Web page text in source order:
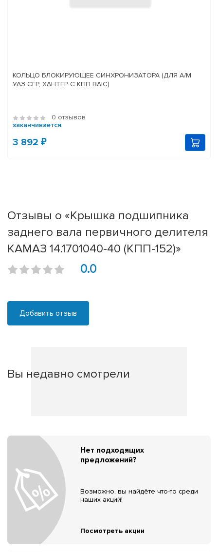
КОЛЬЦО БЛОКИРУЮЩЕЕ СИНХРОНИЗАТОРА (ДЛЯ А/М
УАЗ СГР, ХАНТЕР С КПП BAIC)
0 отзывов
заканчивается
3 892 ₽
Отзывы о «Крышка подшипника
заднего вала первичного делителя
КАМАЗ 14.1701040-40 (КПП-152)»
0.0
Добавить отзыв
Вы недавно смотрели
Нет подходящих
предложений?
Возможно, вы найдёте что-то среди
наших акций!
Посмотреть акции